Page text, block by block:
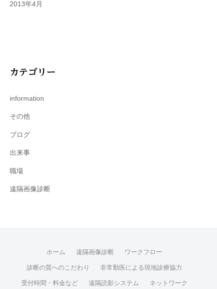
2013年4月
カテゴリー
information
その他
ブログ
出来事
職場
遠隔画像診断
ホーム 遠隔画像診断 ワークフロー
診断の質へのこだわり 非常勤医による現地診療協力
受付時間・料金など 遠隔読影システム ネットワーク